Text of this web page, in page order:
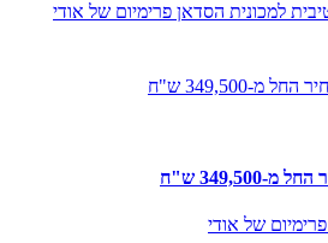
למכונית הסדאן פרימיום של אודי
של אודי